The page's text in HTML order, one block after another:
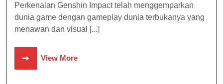
Perkenalan Genshin Impact telah menggemparkan
dunia game dengan gameplay dunia terbukanya yang
menawan dan visual [...]
View More